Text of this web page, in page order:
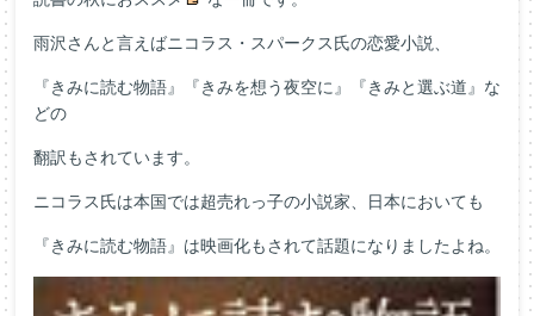
雨沢さんと言えばニコラス・スパークス氏の恋愛小説、
『きみに読む物語』『きみを想う夜空に』『きみと選ぶ道』な
どの
翻訳もされています。
ニコラス氏は本国では超売れっ子の小説家、日本においても
『きみに読む物語』は映画化もされて話題になりましたよね。